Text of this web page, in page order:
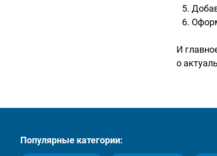
И
о
Популярные категории: